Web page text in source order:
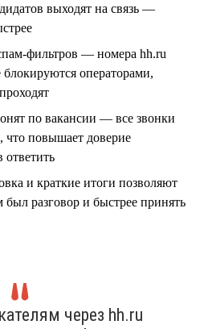
выходят на связь —
фильтров — номера hh.ru
операторами,
по вакансии — все звонки
что повышает доверие
ответить
и краткие итоги позволяют
разговор и быстрее принять
через hh.ru